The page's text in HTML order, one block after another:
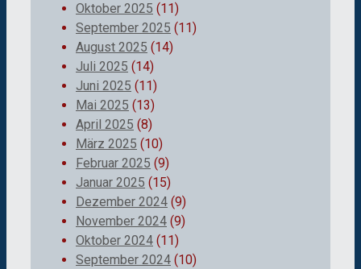
Oktober 2025 (11)
September 2025 (11)
August 2025 (14)
Juli 2025 (14)
Juni 2025 (11)
Mai 2025 (13)
April 2025 (8)
März 2025 (10)
Februar 2025 (9)
Januar 2025 (15)
Dezember 2024 (9)
November 2024 (9)
Oktober 2024 (11)
September 2024 (10)